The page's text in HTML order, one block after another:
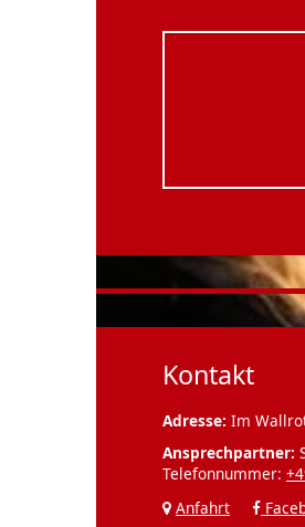
Kontakt
Adresse: Im
Ansprechpartner:
Telefonnummer:
Anfahrt